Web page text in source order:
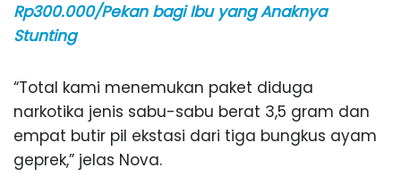
Rp300.000/Pekan bagi Ibu yang Anaknya
Stunting
“Total kami menemukan paket diduga
narkotika jenis sabu-sabu berat 3,5 gram dan
empat butir pil ekstasi dari tiga bungkus ayam
geprek,” jelas Nova.